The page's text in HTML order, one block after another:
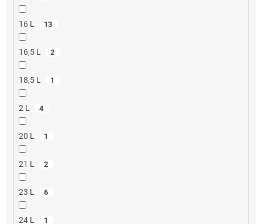
16 L 13
16,5 L 2
18,5 L 1
2 L 4
20 L 1
21 L 2
23 L 6
24 L 1